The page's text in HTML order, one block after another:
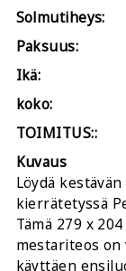
Solmutiheys:
Paksuus:
Ikä:
koko:
TOIMITUS::
Kuvaus
Löydä
kierrätetyssä
Tämä 279 x
mestariteos
käyttäen